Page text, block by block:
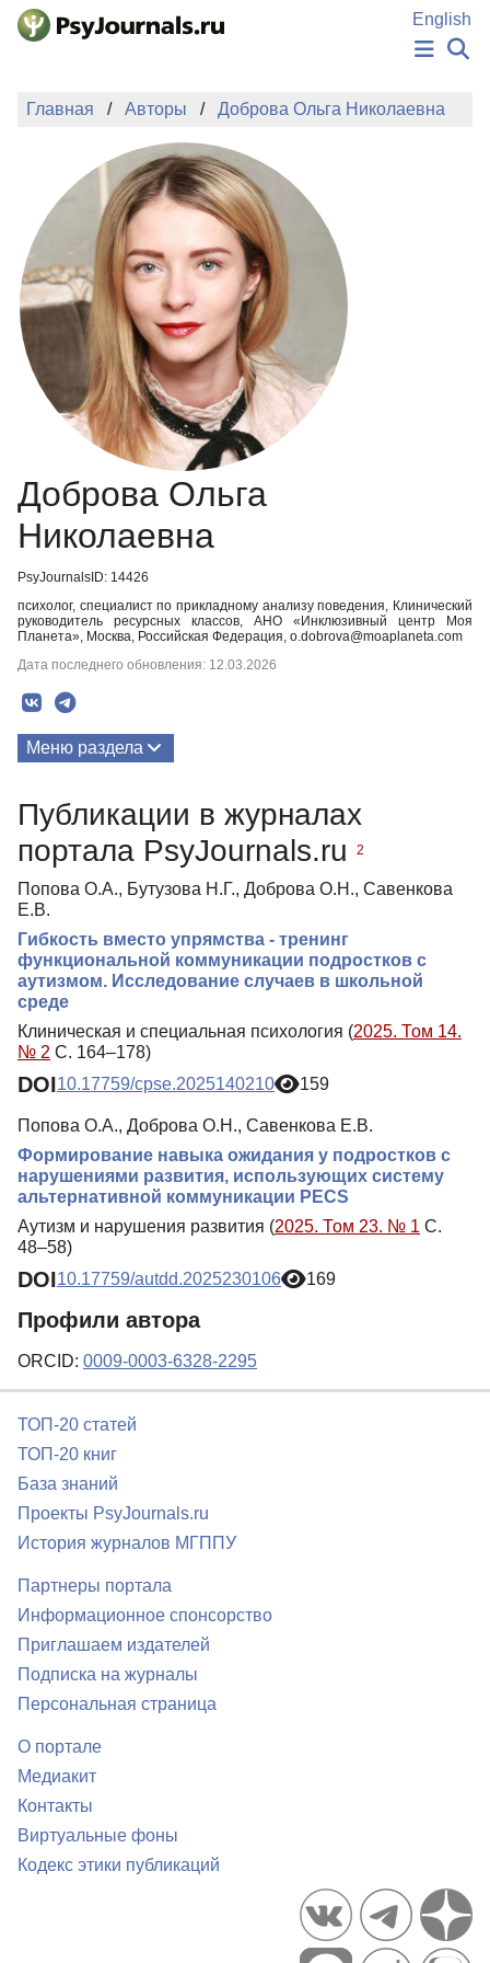
Перейти к основному содержанию
English
НОВОСТИ
АВТОРЫ
ПОДАТЬ РУКОПИСЬ
БАЗА ЗНАНИЙ
КЛЮЧЕВЫЕ СЛОВА
Регистрация
Главная Авторы Доброва Ольга Николаевна
Доброва Ольга
Николаевна
PsyJournalsID: 14426
психолог, специалист по прикладному анализу поведения, Клинический
руководитель ресурсных классов, АНО «Инклюзивный центр Моя
Планета», Москва, Российская Федерация, o.dobrova@moaplaneta.com
Дата последнего обновления: 12.03.2026
Меню раздела
Публикации в журналах
портала PsyJournals.ru
2
Попова О.А., Бутузова Н.Г., Доброва О.Н., Савенкова
Е.В.
Гибкость вместо упрямства - тренинг
функциональной коммуникации подростков с
аутизмом. Исследование случаев в школьной
среде
Клиническая и специальная психология (2025. Том 14.
№ 2 С. 164–178)
DOI10.17759/cpse.2025140210 159
Попова О.А., Доброва О.Н., Савенкова Е.В.
Формирование навыка ожидания у подростков с
нарушениями развития, использующих систему
альтернативной коммуникации PECS
Аутизм и нарушения развития (2025. Том 23. № 1 С.
48–58)
DOI10.17759/autdd.2025230106 169
Профили автора
ORCID: 0009-0003-6328-2295
ТОП-20 статей
ТОП-20 книг
База знаний
Проекты PsyJournals.ru
История журналов МГППУ
Партнеры портала
Информационное спонсорство
Приглашаем издателей
Подписка на журналы
Персональная страница
О портале
Медиакит
Контакты
Виртуальные фоны
Кодекс этики публикаций